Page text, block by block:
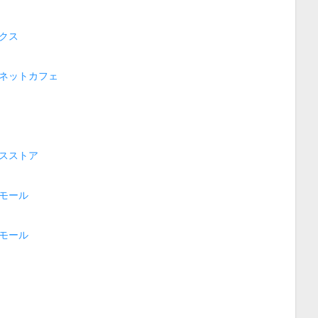
ス
ットカフェ
ストア
ール
ール